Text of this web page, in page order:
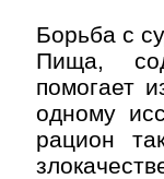
Борьба с
Пища,
помогает
одному
рацион